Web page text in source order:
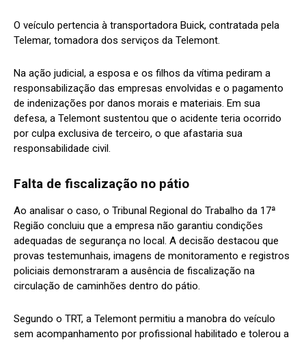
O veículo pertencia à transportadora Buick, contratada pela
Telemar, tomadora dos serviços da Telemont.
Na ação judicial, a esposa e os filhos da vítima pediram a
responsabilização das empresas envolvidas e o pagamento
de indenizações por danos morais e materiais. Em sua
defesa, a Telemont sustentou que o acidente teria ocorrido
por culpa exclusiva de terceiro, o que afastaria sua
responsabilidade civil.
Falta de fiscalização no pátio
Ao analisar o caso, o Tribunal Regional do Trabalho da 17ª
Região concluiu que a empresa não garantiu condições
adequadas de segurança no local. A decisão destacou que
provas testemunhais, imagens de monitoramento e registros
policiais demonstraram a ausência de fiscalização na
circulação de caminhões dentro do pátio.
Segundo o TRT, a Telemont permitiu a manobra do veículo
sem acompanhamento por profissional habilitado e tolerou a